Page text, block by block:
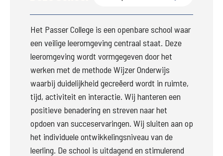
Het Passer College is een openbare school waar
een veilige leeromgeving centraal staat. Deze
leeromgeving wordt vormgegeven door het
werken met de methode Wijzer Onderwijs
waarbij duidelijkheid gecreëerd wordt in ruimte,
tijd, activiteit en interactie. Wij hanteren een
positieve benadering en streven naar het
opdoen van succeservaringen. Wij sluiten aan op
het individuele ontwikkelingsniveau van de
leerling. De school is uitdagend en stimulerend